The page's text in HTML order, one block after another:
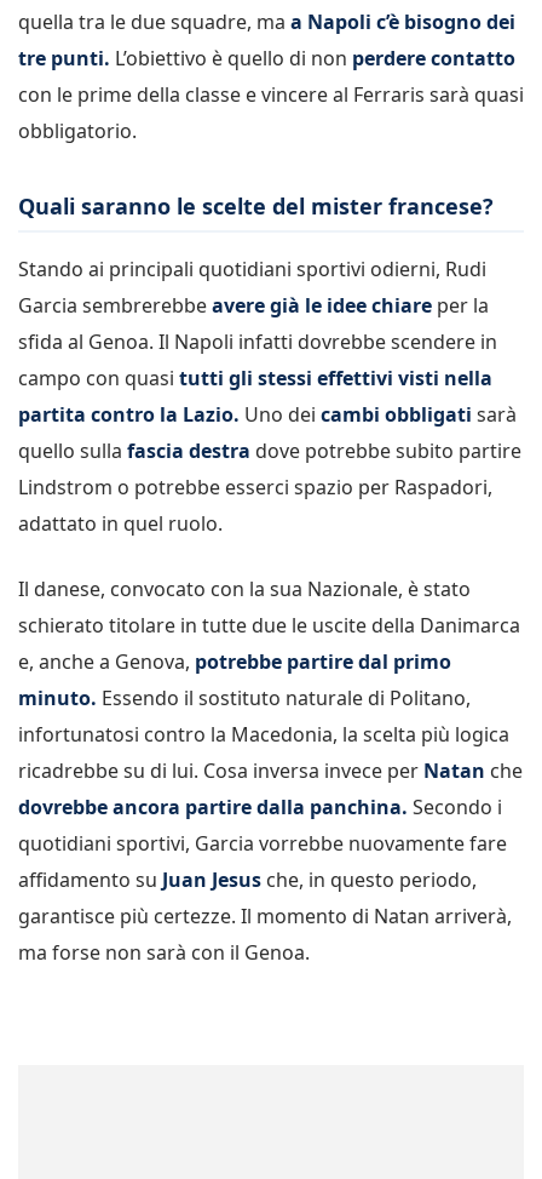
quella tra le due squadre, ma a Napoli c’è bisogno dei
tre punti. L’obiettivo è quello di non perdere contatto
con le prime della classe e vincere al Ferraris sarà quasi
obbligatorio.
Quali saranno le scelte del mister francese?
Stando ai principali quotidiani sportivi odierni, Rudi
Garcia sembrerebbeavere già le idee chiare per la
sfida al Genoa. Il Napoli infatti dovrebbe scendere in
campo con quasi tutti gli stessi effettivi visti nella
partita contro la Lazio. Uno dei cambi obbligati sarà
quello sulla fascia destra dove potrebbe subito partire
Lindstrom o potrebbe esserci spazio per Raspadori,
adattato in quel ruolo.
Il danese, convocato con la sua Nazionale, è stato
schierato titolare in tutte due le uscite della Danimarca
e, anche a Genova, potrebbe partire dal primo
minuto. Essendo il sostituto naturale di Politano,
infortunatosi contro la Macedonia, la scelta più logica
ricadrebbe su di lui. Cosa inversa invece per Natan che
dovrebbe ancora partire dalla panchina. Secondo i
quotidiani sportivi, Garcia vorrebbe nuovamente fare
affidamento su Juan Jesus che, in questo periodo,
garantisce più certezze. Il momento di Natan arriverà,
ma forse non sarà con il Genoa.